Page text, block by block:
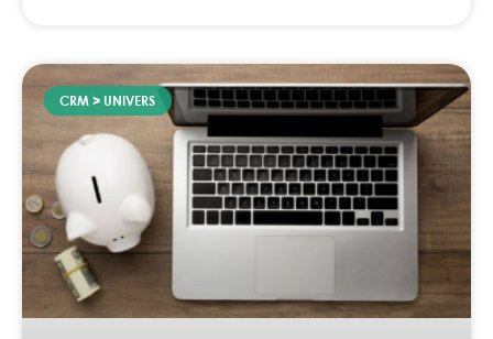
CRM > UNIVERS